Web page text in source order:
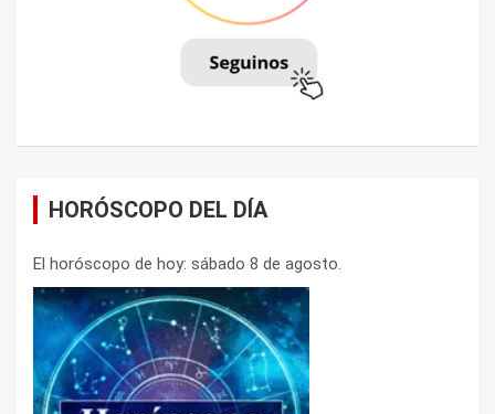
HORÓSCOPO DEL DÍA
El horóscopo de hoy: sábado 8 de agosto.